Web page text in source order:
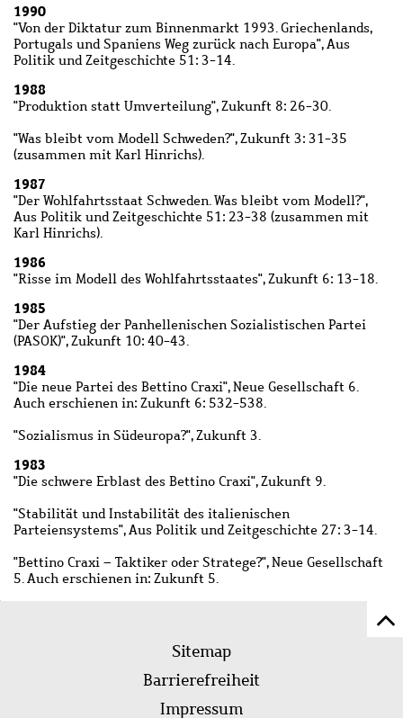
1990
"Von der Diktatur zum Binnenmarkt 1993. Griechenlands,
Portugals und Spaniens Weg zurück nach Europa", Aus
Politik und Zeitgeschichte 51: 3-14.
1988
"Produktion statt Umverteilung", Zukunft 8: 26-30.
"Was bleibt vom Modell Schweden?", Zukunft 3: 31-35
(zusammen mit Karl Hinrichs).
1987
"Der Wohlfahrtsstaat Schweden. Was bleibt vom Modell?",
Aus Politik und Zeitgeschichte 51: 23-38 (zusammen mit
Karl Hinrichs).
1986
"Risse im Modell des Wohlfahrtsstaates", Zukunft 6: 13-18.
1985
"Der Aufstieg der Panhellenischen Sozialistischen Partei
(PASOK)", Zukunft 10: 40-43.
1984
"Die neue Partei des Bettino Craxi", Neue Gesellschaft 6.
Auch erschienen in: Zukunft 6: 532-538.
"Sozialismus in Südeuropa?", Zukunft 3.
1983
"Die schwere Erblast des Bettino Craxi", Zukunft 9.
"Stabilität und Instabilität des italienischen
Parteiensystems", Aus Politik und Zeitgeschichte 27: 3-14.
"Bettino Craxi – Taktiker oder Stratege?", Neue Gesellschaft
5. Auch erschienen in: Zukunft 5.
Fußleistenmenü
Sitemap
Barrierefreiheit
Impressum